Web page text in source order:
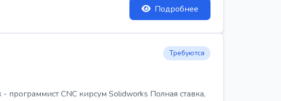
Подробнее
Требуются
CNC кирсум Solidworks Полная ставка,